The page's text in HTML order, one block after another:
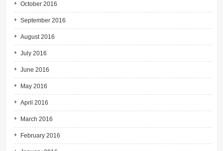
October 2016
September 2016
August 2016
July 2016
June 2016
May 2016
April 2016
March 2016
February 2016